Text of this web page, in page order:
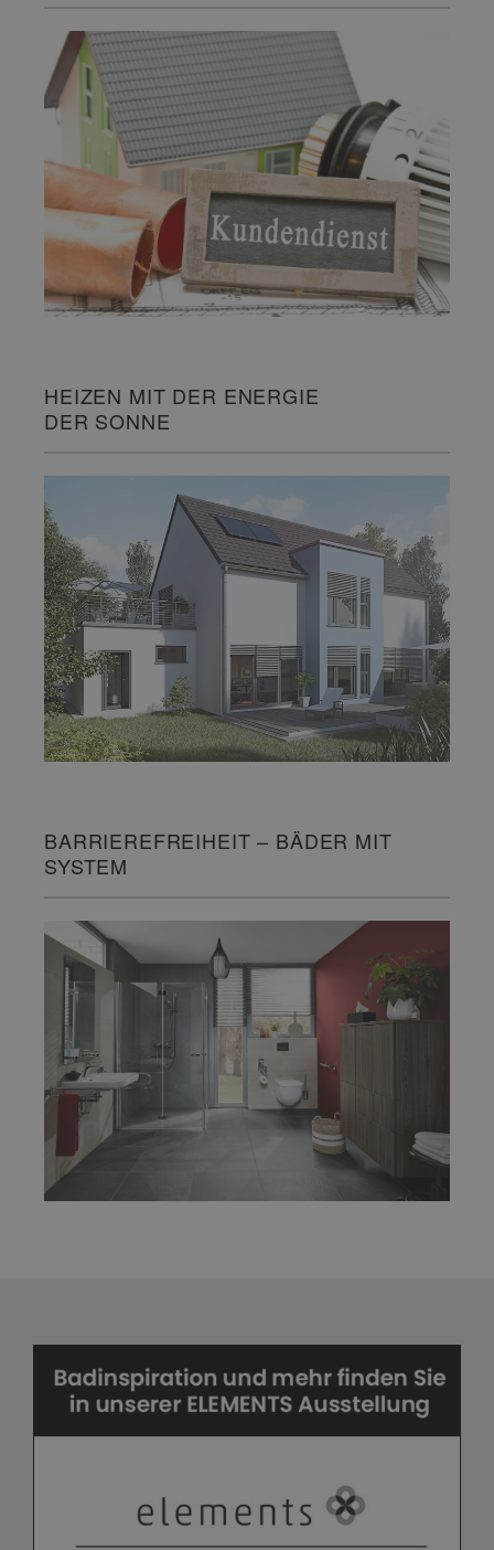
HEIZEN MIT DER ENERGIE
DER SONNE
BARRIEREFREIHEIT – BÄDER MIT
SYSTEM